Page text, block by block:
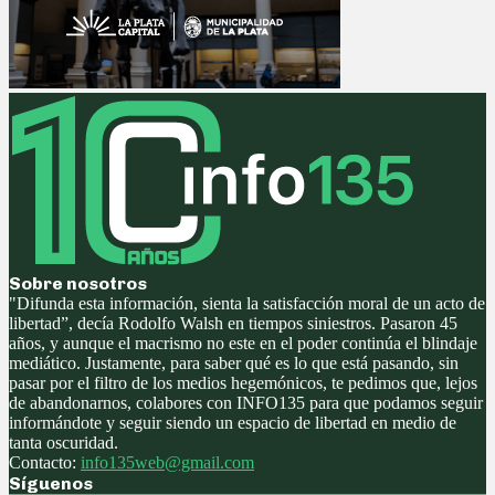
Sobre nosotros
"Difunda esta información, sienta la satisfacción moral de un acto de
libertad”, decía Rodolfo Walsh en tiempos siniestros. Pasaron 45
años, y aunque el macrismo no este en el poder continúa el blindaje
mediático. Justamente, para saber qué es lo que está pasando, sin
pasar por el filtro de los medios hegemónicos, te pedimos que, lejos
de abandonarnos, colabores con INFO135 para que podamos seguir
informándote y seguir siendo un espacio de libertad en medio de
tanta oscuridad.
Contacto: info135web@gmail.com
Síguenos